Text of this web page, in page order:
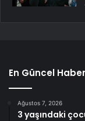
En Güncel
Ağustos 7, 2026
3 yaşındaki